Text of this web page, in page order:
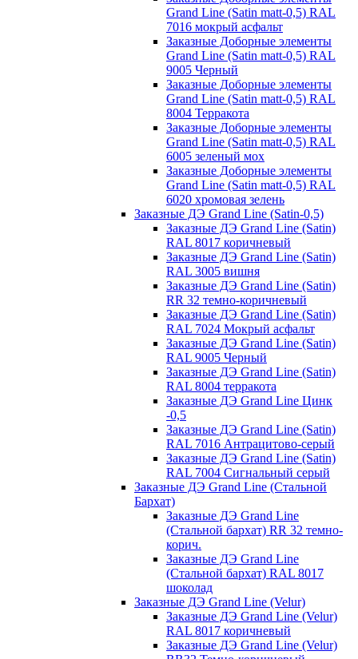
Grand Line (Satin matt-0,5) RAL
7016 мокрый асфальт
Заказные Доборные элементы
Grand Line (Satin matt-0,5) RAL
9005 Черный
Заказные Доборные элементы
Grand Line (Satin matt-0,5) RAL
8004 Терракота
Заказные Доборные элементы
Grand Line (Satin matt-0,5) RAL
6005 зеленый мох
Заказные Доборные элементы
Grand Line (Satin matt-0,5) RAL
6020 хромовая зелень
Заказные ДЭ Grand Line (Satin-0,5)
Заказные ДЭ Grand Line (Satin)
RAL 8017 коричневый
Заказные ДЭ Grand Line (Satin)
RAL 3005 вишня
Заказные ДЭ Grand Line (Satin)
RR 32 темно-коричневый
Заказные ДЭ Grand Line (Satin)
RAL 7024 Мокрый асфальт
Заказные ДЭ Grand Line (Satin)
RAL 9005 Черный
Заказные ДЭ Grand Line (Satin)
RAL 8004 терракота
Заказные ДЭ Grand Line Цинк
-0,5
Заказные ДЭ Grand Line (Satin)
RAL 7016 Антрацитово-серый
Заказные ДЭ Grand Line (Satin)
RAL 7004 Сигнальный серый
Заказные ДЭ Grand Line (Стальной
Бархат)
Заказные ДЭ Grand Line
(Стальной бархат) RR 32 темно-
корич.
Заказные ДЭ Grand Line
(Стальной бархат) RAL 8017
шоколад
Заказные ДЭ Grand Line (Velur)
Заказные ДЭ Grand Line (Velur)
RAL 8017 коричневый
Заказные ДЭ Grand Line (Velur)